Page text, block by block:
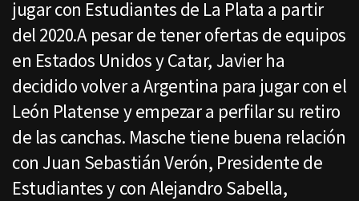
jugar con Estudiantes de La Plata a partir
del 2020.A pesar de tener ofertas de equipos
en Estados Unidos y Catar, Javier ha
decidido volver a Argentina para jugar con el
León Platense y empezar a perfilar su retiro
de las canchas. Masche tiene buena relación
con Juan Sebastián Verón, Presidente de
Estudiantes y con Alejandro Sabella,